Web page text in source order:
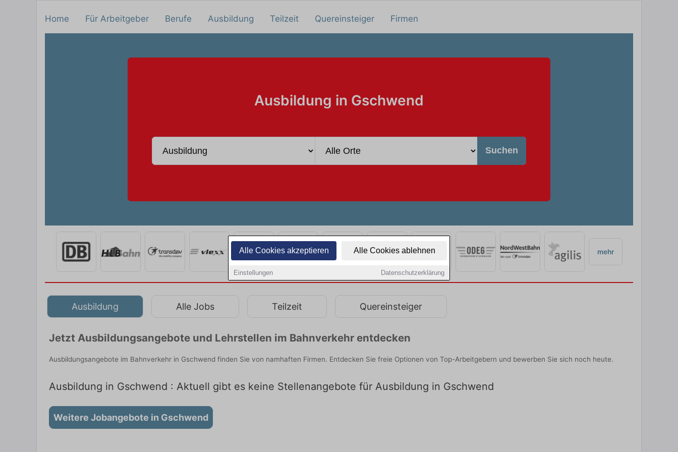
Alle Cookies akzeptieren Alle Cookies ablehnen
Einstellungen Datenschutzerklärung
Home Für Arbeitgeber Berufe Ausbildung Teilzeit Quereinsteiger Firmen
Ausbildung in Gschwend
Suchen
mehr
Ausbildung Alle Jobs Teilzeit Quereinsteiger
Jetzt Ausbildungsangebote und Lehrstellen im Bahnverkehr entdecken
Ausbildungsangebote im Bahnverkehr in Gschwend finden Sie von namhaften Firmen. Entdecken Sie freie Optionen von Top-Arbeitgebern und bewerben Sie sich noch heute.
Ausbildung in Gschwend : Aktuell gibt es keine Stellenangebote für Ausbildung in Gschwend
Weitere Jobangebote in Gschwend